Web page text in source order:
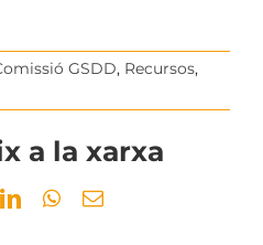
GSDD, Recursos,
a la xarxa
LinkedInWhatsApp
Email